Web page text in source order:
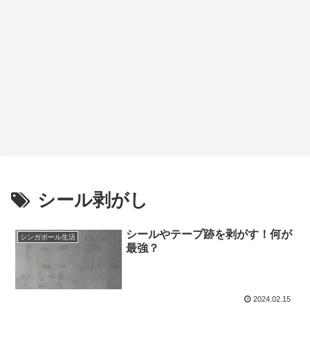
シール剥がし
シンガポール生活
シールやテープ跡を剥がす！何が
最強？
2024.02.15